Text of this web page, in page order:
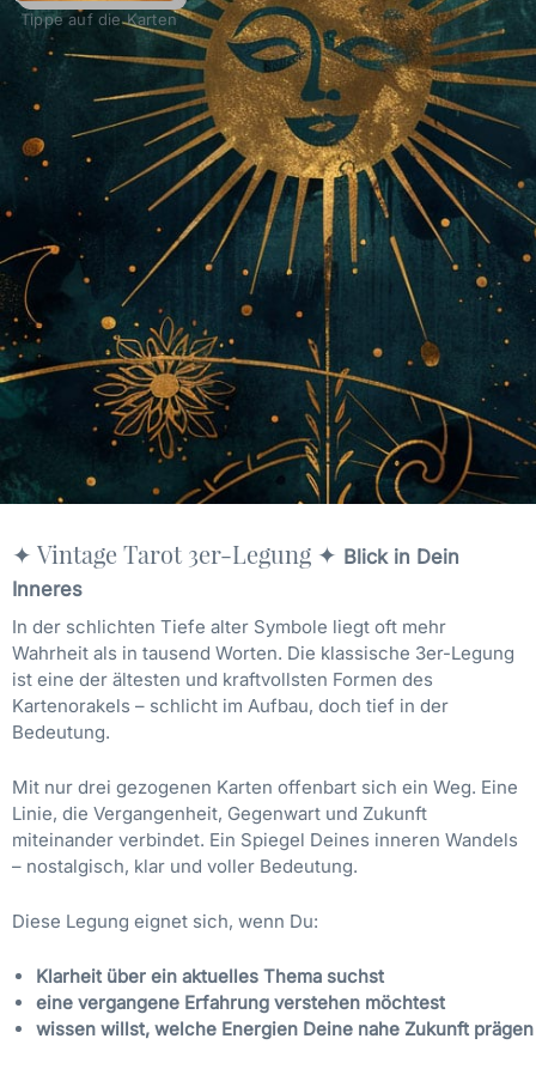
Tippe auf die Karten
✦ Vintage Tarot 3er-Legung ✦ Blick in Dein
Inneres
In der schlichten Tiefe alter Symbole liegt oft mehr
Wahrheit als in tausend Worten. Die klassische 3er-Legung
ist eine der ältesten und kraftvollsten Formen des
Kartenorakels – schlicht im Aufbau, doch tief in der
Bedeutung.
Mit nur drei gezogenen Karten offenbart sich ein Weg. Eine
Linie, die Vergangenheit, Gegenwart und Zukunft
miteinander verbindet. Ein Spiegel Deines inneren Wandels
– nostalgisch, klar und voller Bedeutung.
Diese Legung eignet sich, wenn Du:
Klarheit über ein aktuelles Thema suchst
eine vergangene Erfahrung verstehen möchtest
wissen willst, welche Energien Deine nahe Zukunft prägen